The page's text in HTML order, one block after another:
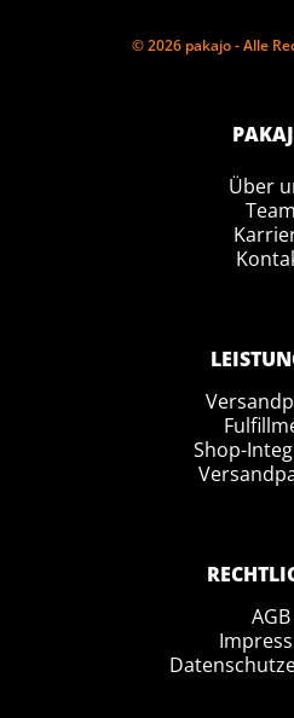
© 2026 pakajo - Alle
Über
Team
Shop-
AGB